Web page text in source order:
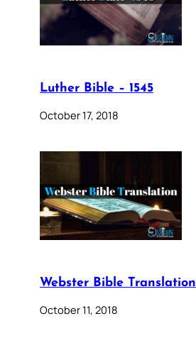
Luther Bible – 1545
October 17, 2018
Webster Bible Translation
October 11, 2018